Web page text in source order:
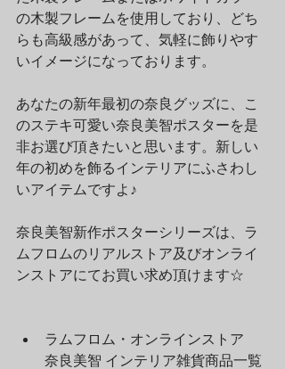
の木製フレームを使用しており、どち
らも高級感があって、気軽に飾りやす
いイメージになっております。
あなたの新年最初の奈良グッズに、こ
のステキ可愛い奈良美智ポスターを是
非お選び頂きたいと思います。新しい
年の初めを飾るインテリアにふさわし
いアイテムですよ♪
奈良美智新作ポスターシリーズは、ラ
ムフロムのリアルストア及びオンライ
ンストアにてお買い求め頂けます☆
ラムフロム・オンラインストア
奈良美智 インテリア雑貨商品一覧